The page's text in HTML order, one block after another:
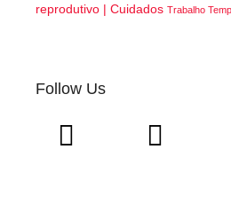
reprodutivo | Cuidados Trabalho
Follow Us